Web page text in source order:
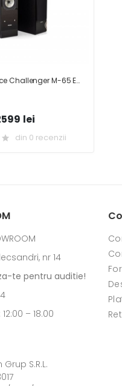
Boxe Dynavoice Challenger M-65 EX
lei
din 0 recenzii
nr 14
te pentru auditie!
– 18.00
S.R.L.